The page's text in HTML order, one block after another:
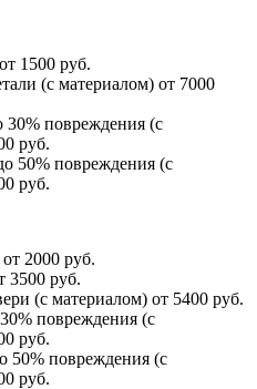
1500 руб.
(с материалом) от 7000
30% повреждения (с
руб.
50% повреждения (с
руб.
2000 руб.
3500 руб.
(с материалом) от 5400 руб.
повреждения (с
руб.
50% повреждения (с
руб.